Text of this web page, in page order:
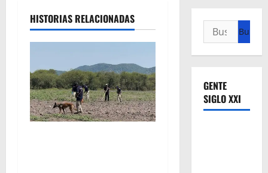
e
e
n
t
r
HISTORIAS RELACIONADAS
Buscar:
GENTE
SIGLO XXI